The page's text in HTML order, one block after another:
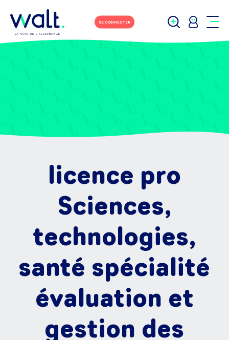
SE CONNECTER
licence pro
Sciences,
technologies,
santé spécialité
évaluation et
gestion des